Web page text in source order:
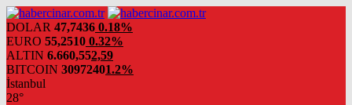
DOLAR 47,7436 0.18%
EURO 55,2510 0.32%
ALTIN 6.660,552,59
BITCOIN 30972401.2%
İstanbul
28°